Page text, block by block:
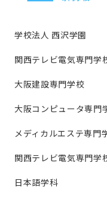
学校法人 西沢学園
関西テレビ電気専門学
大阪建設専門学校
大阪コンピュータ専門
メディカルエステ専門
関西テレビ電気専門学
日本語学科